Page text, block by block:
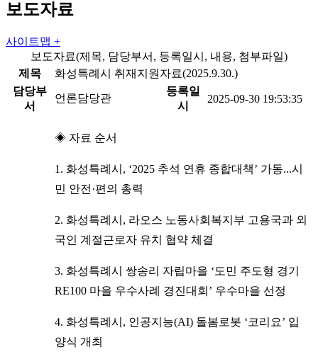
보도자료
사이트맵 +
보도자료(제목, 담당부서, 등록일시, 내용, 첨부파일)
제목
화성특례시 취재지원자료(2025.9.30.)
담당부
서
언론담당관
등록일
시
2025-09-30 19:53:35
◈ 자료 순서
1. 화성특례시, ‘2025 추석 연휴 종합대책’ 가동...시
민 안전·편의 총력
2. 화성특례시, 라오스 노동사회복지부 고용국과 외
국인 계절근로자 유치 협약 체결
3. 화성특례시 쌍송리 자립마을 ‘도민 주도형 경기
RE100 마을 우수사례 경진대회’ 우수마을 선정
4. 화성특례시, 인공지능(AI) 돌봄로봇 ‘코리요’ 입
양식 개최